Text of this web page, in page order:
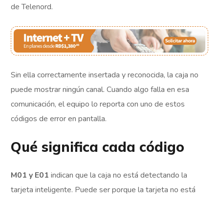
de Telenord.
Sin ella correctamente insertada y reconocida, la caja no
puede mostrar ningún canal. Cuando algo falla en esa
comunicación, el equipo lo reporta con uno de estos
códigos de error en pantalla.
Qué significa cada código
M01 y E01 indican que la caja no está detectando la
tarjeta inteligente. Puede ser porque la tarjeta no está